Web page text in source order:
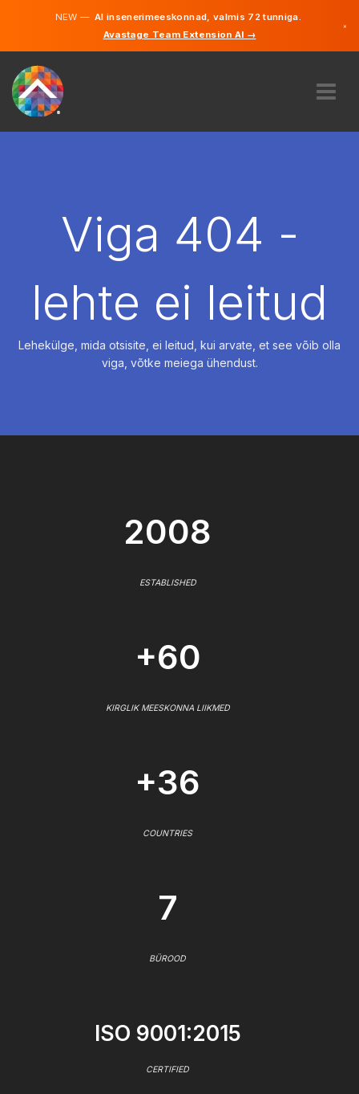
NEW —AI insenerimeeskonnad, valmis 72 tunniga.
Avastage Team Extension AI →
×
PALKAMAViga 404 -
lehte ei leitud
Lehekülge, mida otsisite, ei leitud, kui arvate, et see võib olla
viga, võtke meiega ühendust.
2008
ESTABLISHED
+60
KIRGLIK MEESKONNA LIIKMED
+36
COUNTRIES
7
BÜROOD
ISO 9001:2015
CERTIFIED